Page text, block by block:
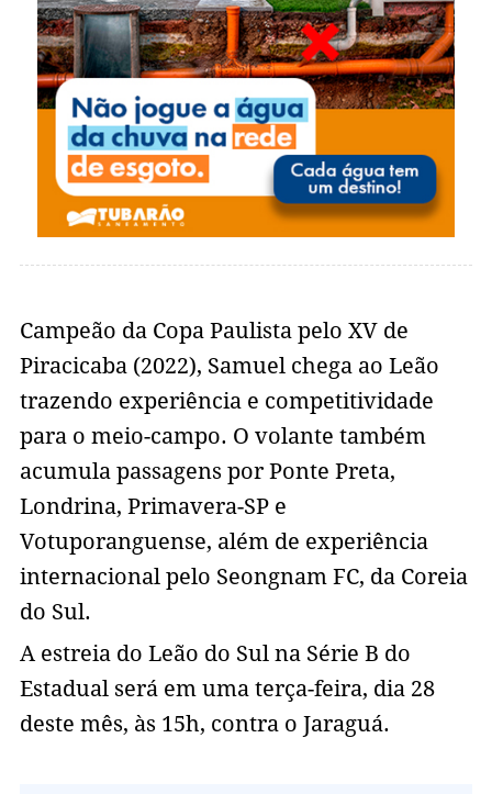
Campeão da Copa Paulista pelo XV de
Piracicaba (2022), Samuel chega ao Leão
trazendo experiência e competitividade
para o meio-campo. O volante também
acumula passagens por Ponte Preta,
Londrina, Primavera-SP e
Votuporanguense, além de experiência
internacional pelo Seongnam FC, da Coreia
do Sul.
A estreia do Leão do Sul na Série B do
Estadual será em uma terça-feira, dia 28
deste mês, às 15h, contra o Jaraguá.